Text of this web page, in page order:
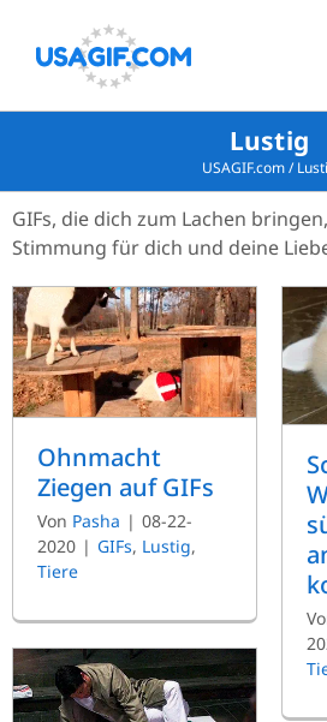
Lustig
USAGIF.com/
GIFs, die dich zum Lachen
Stimmung für dich und deine
Ohnmacht
Ziegen auf GIFs
Von Pasha | 08-22-
2020 | GIFs, Lustig,
Tiere